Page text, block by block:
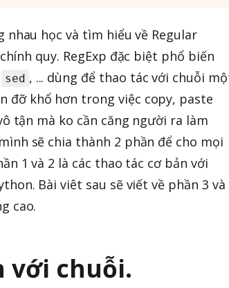
nhau học và tìm hiểu về Regular
quy. RegExp đặc biệt phổ biến
sed , ... dùng để thao tác với chuỗi
đỡ khổ hơn trong việc copy, paste
tận mà ko cần căng người ra làm
sẽ chia thành 2 phần để cho mọi
1 và 2 là các thao tác cơ bản với
Bài viêt sau sẽ viết về phần 3 và
cao.
với chuỗi.